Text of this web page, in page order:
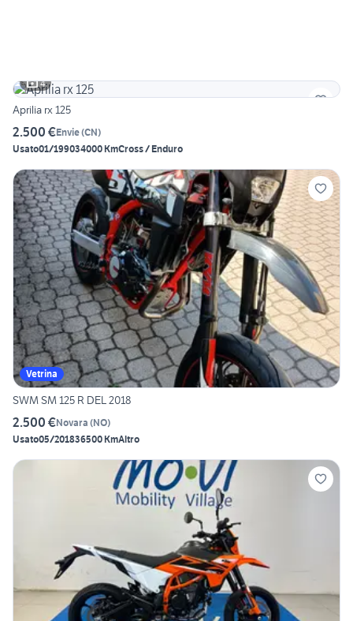
4
Aprilia rx 125
2.500 €Envie(CN)
Usato01/199034000 KmCross / Enduro
Vetrina
SWM SM 125 R DEL 2018
2.500 €Novara (NO)
Usato05/201836500 KmAltro